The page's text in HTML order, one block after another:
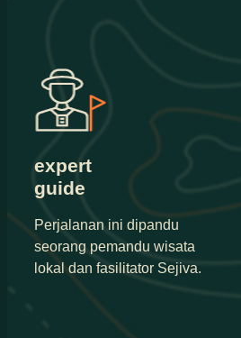
expert
guide
Perjalanan ini dipandu
seorang pemandu wisata
lokal dan fasilitator Sejiva.